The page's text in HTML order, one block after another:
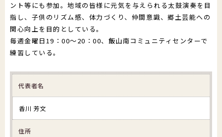
イベント登録の流れ
会員登録せずにイベント登録
文化芸術団体
文化芸術団体
かがわ文化芸術祭
かがわアート塾
参加公演・行事募集
文化芸術振興活動費助成金
讃岐の伝統文化保存振興枠
財団について
置県財団について
お知らせ＆募集情報
サイトマップ
ント等にも参加。地域の皆様に元気を与えられる太鼓演奏を目
指し、子供のリズム感、体力づくり、仲間意識、郷土芸能への
関心向上を目的としている。
毎週金曜日19：00～20：00、飯山南コミュニティセンターで
練習している。
代表者名
香川 芳文
住所